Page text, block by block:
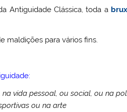
Antiguidade Clássica, toda a
maldições para vários fins.
vida pessoal, ou social, ou na
ou na arte